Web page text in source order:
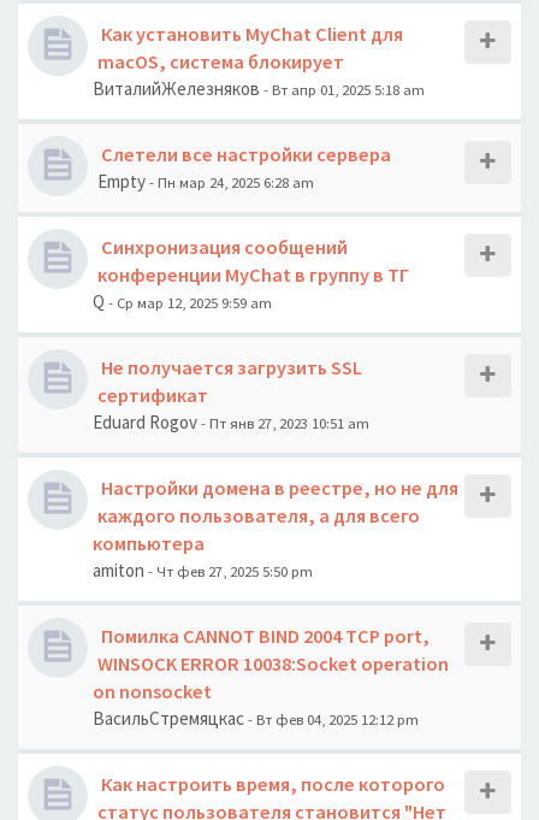
Как установить MyChat Client для
macOS, система блокирует
ВиталийЖелезняков - Вт апр 01, 2025 5:18 am
Слетели все настройки сервера
Empty- Пн мар 24, 2025 6:28 am
Синхронизация сообщений
конференции MyChat в группу в ТГ
Q - Ср мар 12, 2025 9:59 am
Не получается загрузить SSL
сертификат
Eduard Rogov- Пт янв 27, 2023 10:51 am
Настройки домена в реестре, но не для
каждого пользователя, а для всего
компьютера
amiton - Чт фев 27, 2025 5:50 pm
Помилка CANNOT BIND 2004 TCP port,
WINSOCK ERROR 10038:Socket operation
on nonsocket
ВасильСтремяцкас- Вт фев 04, 2025 12:12 pm
Как настроить время, после которого
статус пользователя становится "Нет